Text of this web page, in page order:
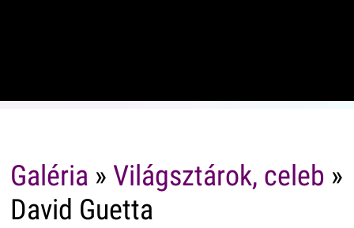
Galéria » Világsztárok, celeb »
David Guetta